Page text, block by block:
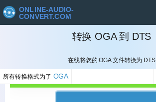
ONLINE-AUDIO-
CONVERT.COM
转换 OGA 到 DTS
在线将您的 OGA 文件转换为 DTS
所有转换格式为了 OGA
取消